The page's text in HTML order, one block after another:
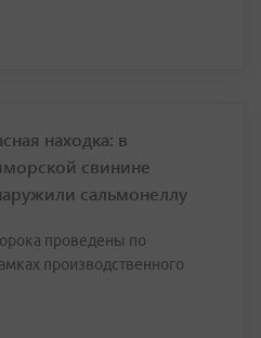
находка: в
свинине
сальмонеллу
проведены по
производственного